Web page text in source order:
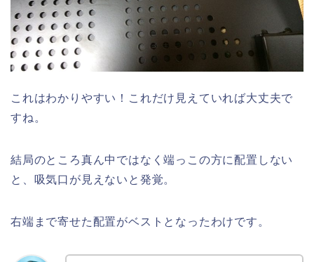
これはわかりやすい！これだけ見えていれば大丈夫で
すね。
結局のところ真ん中ではなく端っこの方に配置しない
と、吸気口が見えないと発覚。
右端まで寄せた配置がベストとなったわけです。